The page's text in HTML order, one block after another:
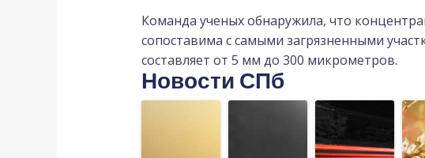
Команда ученых обнаружила, что
сопоставима с самыми загрязненными
составляет от 5 мм до 300 микрометров.
Новости СПб